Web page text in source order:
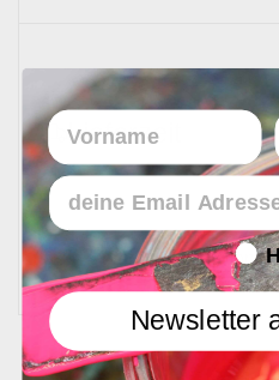
Lieferzeit
In 1 - 4 Werktagen bei Ihnen
Vorname
Email
Newsletter